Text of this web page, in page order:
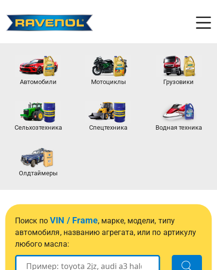
Автомобили Мотоциклы Грузовики
Сельхозтехника Спецтехника Водная техника
Олдтаймеры
Поиск поVIN / Frame, марке, модели, типу
автомобиля, названию агрегата, или по артикулу
любого масла: